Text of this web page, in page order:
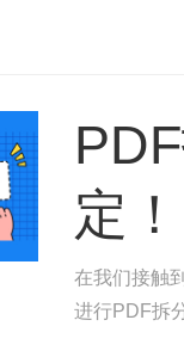
定！
在我们接触
进行PDF拆